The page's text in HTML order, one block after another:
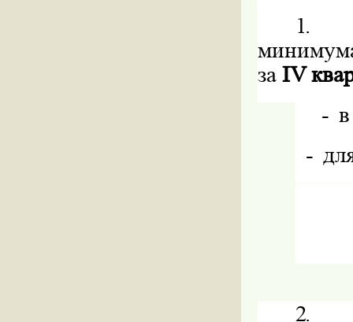
1.
за IV
- в
-
2.